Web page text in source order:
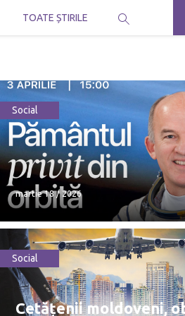
TOATE ȘTIRILE
Social
martie 18 / 2026
martie 18 / 2026
Social
Cetățenii moldoveni,